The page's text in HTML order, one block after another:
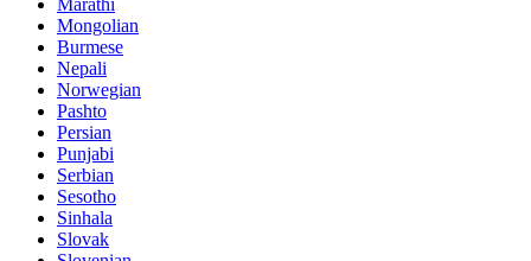
Mongolian
Burmese
Nepali
Norwegian
Pashto
Persian
Punjabi
Serbian
Sesotho
Sinhala
Slovak